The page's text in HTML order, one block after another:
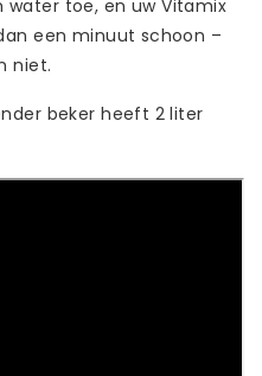
toe, en uw Vitamix
een minuut schoon –
niet.
beker heeft 2 liter